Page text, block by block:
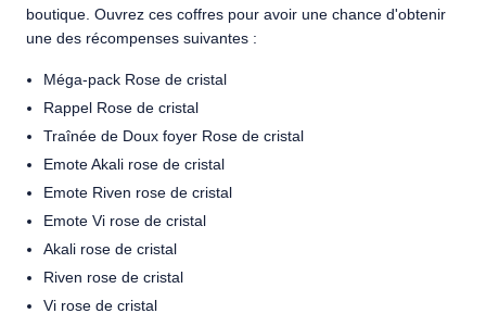
boutique. Ouvrez ces coffres pour avoir une chance d'obtenir
une des récompenses suivantes :
Méga-pack Rose de cristal
Rappel Rose de cristal
Traînée de Doux foyer Rose de cristal
Emote Akali rose de cristal
Emote Riven rose de cristal
Emote Vi rose de cristal
Akali rose de cristal
Riven rose de cristal
Vi rose de cristal